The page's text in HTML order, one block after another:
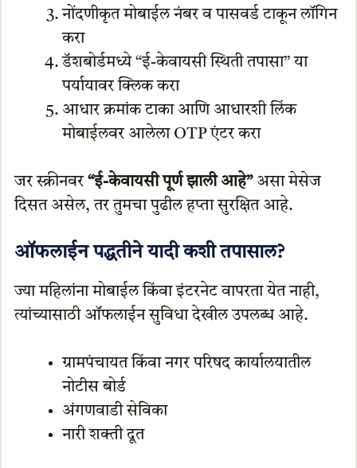
नोंदणीकृत मोबाईल नंबर व पासवर्ड टाकून लॉगिन
करा
डॅशबोर्डमध्ये “ई-केवायसी स्थिती तपासा” या
पर्यायावर क्लिक करा
आधार क्रमांक टाका आणि आधारशी लिंक
मोबाईलवर आलेला OTP एंटर करा
जर स्क्रीनवर “ई-केवायसी पूर्ण झाली आहे”असा मेसेज
दिसत असेल, तर तुमचा पुढील हप्ता सुरक्षित आहे.
ऑफलाईन पद्धतीने यादी कशी तपासाल?
ज्या महिलांना मोबाईल किंवा इंटरनेट वापरता येत नाही,
त्यांच्यासाठी ऑफलाईन सुविधा देखील उपलब्ध आहे.
ग्रामपंचायत किंवा नगर परिषद कार्यालयातील
नोटीस बोर्ड
अंगणवाडी सेविका
नारी शक्ती दूत